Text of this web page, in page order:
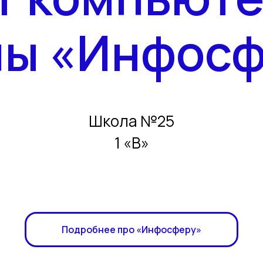
Школа №25
1 «В»
Подробнее про «Инфосферу»